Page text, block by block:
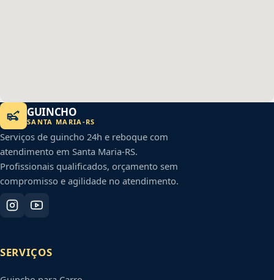
GUINCHO
SANTA MARIA -RS
Serviços de guincho 24h e reboque com
atendimento em Santa Maria-RS.
Profissionais qualificados, orçamento sem
compromisso e agilidade no atendimento.
SERVIÇOS